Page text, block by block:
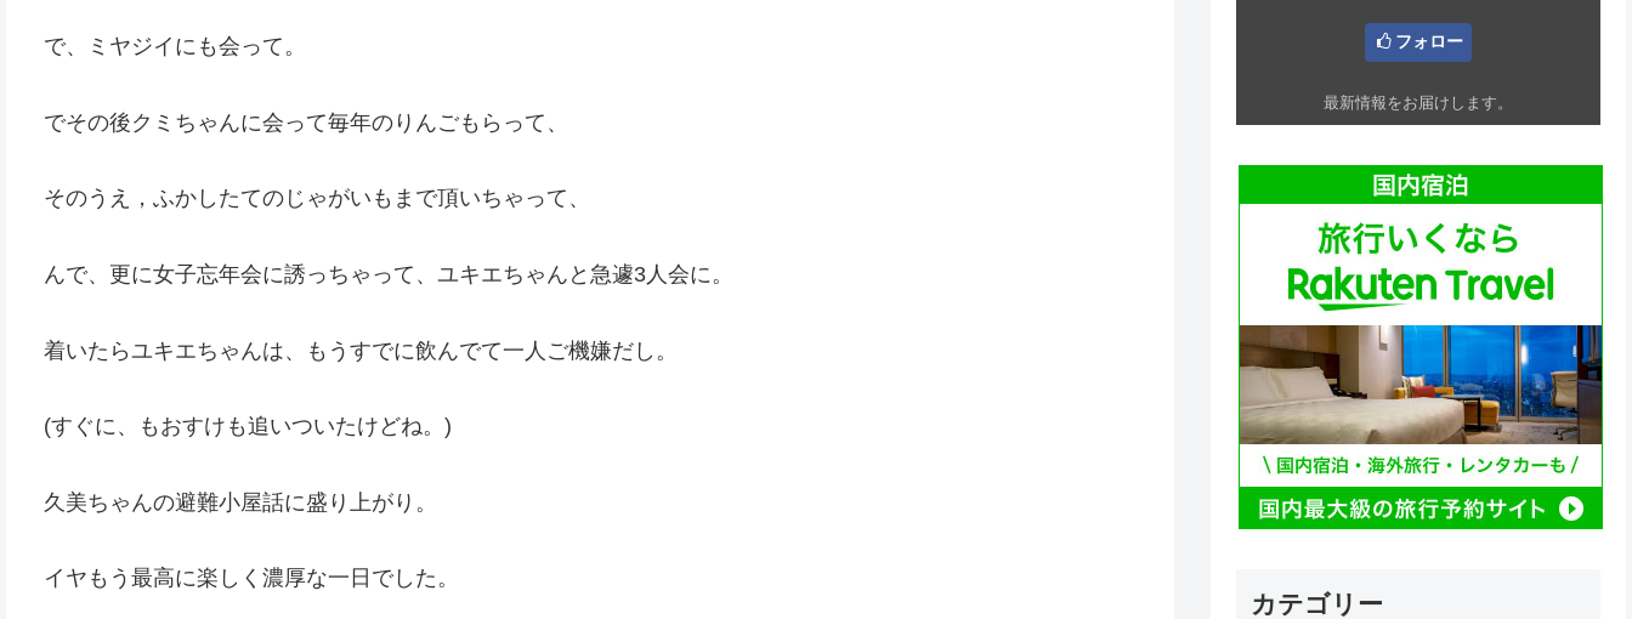
で、ミヤジイにも会って。
でその後クミちゃんに会って毎年のりんごもらって、
そのうえ，ふかしたてのじゃがいもまで頂いちゃって、
んで、更に女子忘年会に誘っちゃって、ユキエちゃんと急遽3人会に。
着いたらユキエちゃんは、もうすでに飲んでて一人ご機嫌だし。
(すぐに、もおすけも追いついたけどね。)
久美ちゃんの避難小屋話に盛り上がり。
イヤもう最高に楽しく濃厚な一日でした。
フォロー
最新情報をお届けします。
カテゴリー